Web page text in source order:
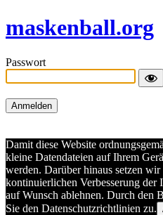
maskenball.org
Passwort
Damit diese Website
kleine Datendateien auf Ihrem
werden. Darüber hinaus setzen
kontinuierlichen Verbesserung der
auf Wunsch ablehnen. Durch den
Sie den Datenschutzrichtlinien zu.